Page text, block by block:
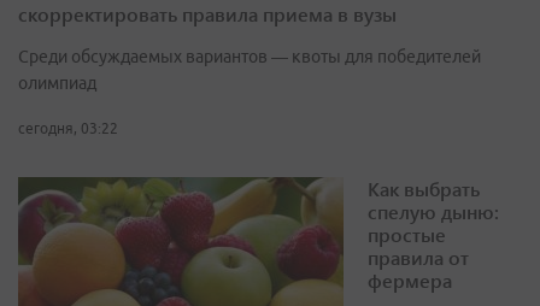
скорректировать правила приема в вузы
Среди обсуждаемых вариантов — квоты для победителей
олимпиад
сегодня, 03:22
Как выбрать
спелую дыню:
простые
правила от
фермера